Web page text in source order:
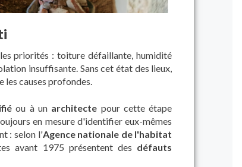
priorités : toiture défaillante, humidité
insuffisante. Sans cet état des lieux,
les causes profondes.
ou à un architecte pour cette étape
en mesure d'identifier eux-mêmes
: selon l'Agence nationale de l'habitat
avant 1975 présentent des défauts